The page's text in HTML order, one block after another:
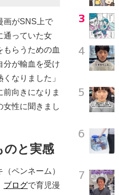
画がSNS上で
通っていた女
らうための血
分が輸血を受け
なりました」
前向きになりま
女性に聞きまし
のと実感
ペンネーム）
ブログで育児漫